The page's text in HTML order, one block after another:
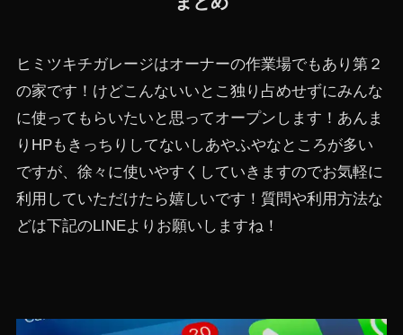
ヒミツキチガレージはオーナーの作業場でもあり第２
の家です！けどこんないいとこ独り占めせずにみんな
に使ってもらいたいと思ってオープンします！あんま
りHPもきっちりしてないしあやふやなところが多い
ですが、徐々に使いやすくしていきますのでお気軽に
利用していただけたら嬉しいです！質問や利用方法な
どは下記のLINEよりお願いしますね！